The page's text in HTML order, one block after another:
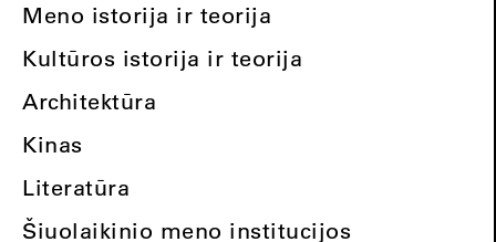
Meno istorija ir teorija
Kultūros istorija ir teorija
Architektūra
Kinas
Literatūra
Šiuolaikinio meno institucijos